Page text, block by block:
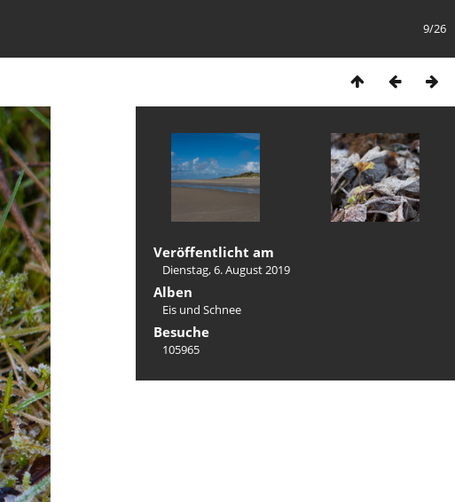
9/26
Veröffentlicht am
Dienstag, 6. August 2019
Alben
Eis und Schnee
Besuche
105965